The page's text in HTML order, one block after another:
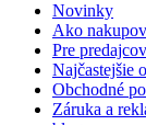
Novinky
Ako
Pre predajcov
Najčastejšie
Obchodné
Záruka a